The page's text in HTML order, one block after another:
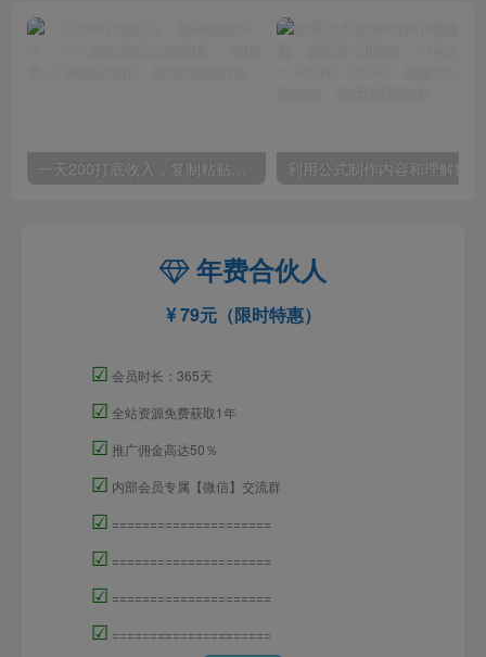
一天200打底收入，复制粘贴即可，一个适合任何人的项目！
年费合伙人
79元（限时特惠）
☑ 会员时长：365天
☑ 全站资源免费获取1年
☑ 推广佣金高达50％
☑ 内部会员专属【微信】交流群
☑ =====================
☑ =====================
☑ =====================
☑ =====================